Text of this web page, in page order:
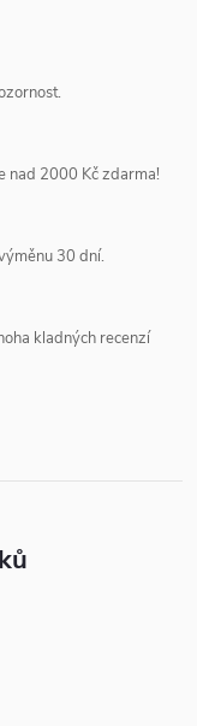
nad 2000 Kč zdarma!
30 dní.
kladných recenzí